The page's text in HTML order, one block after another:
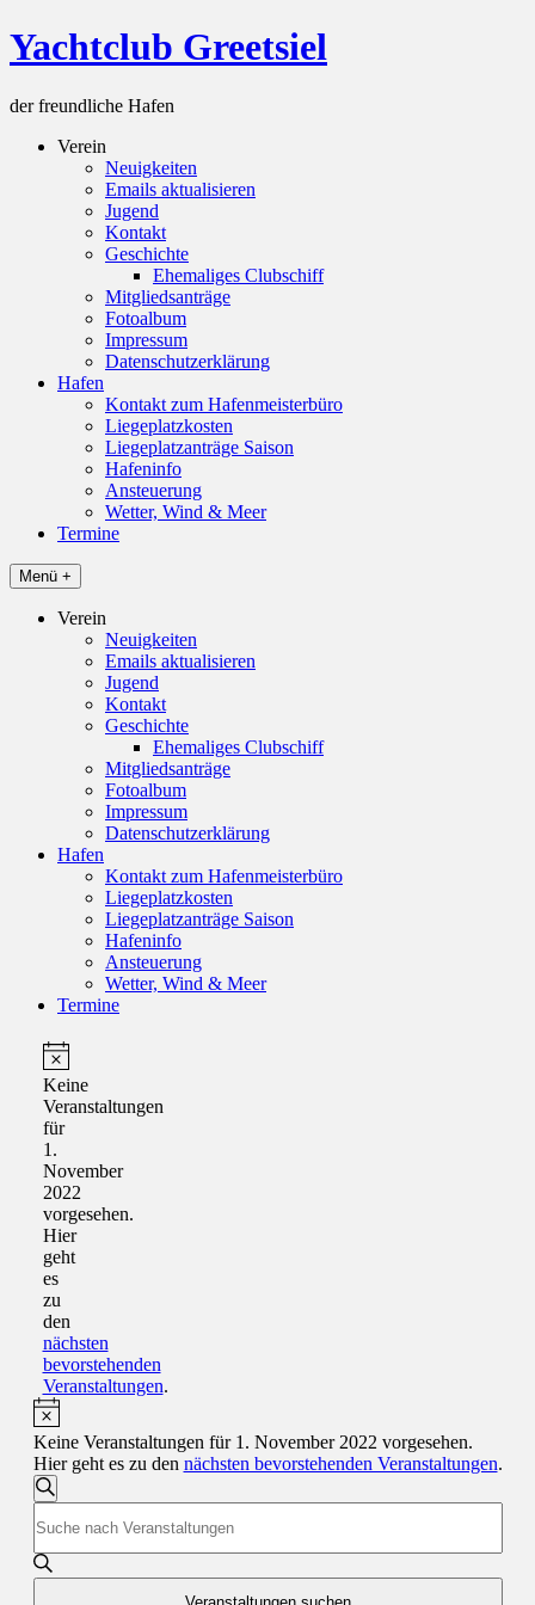
Skip
to
Yachtclub Greetsiel
der freundliche Hafen
Verein
Neuigkeiten
Emails aktualisieren
Jugend
Kontakt
Geschichte
Ehemaliges Clubschiff
Mitgliedsanträge
Fotoalbum
Impressum
Datenschutzerklärung
Hafen
Kontakt zum Hafenmeisterbüro
Liegeplatzkosten
Liegeplatzanträge Saison
Hafeninfo
Ansteuerung
Wetter, Wind & Meer
Termine
Menü +
Verein
Neuigkeiten
Emails aktualisieren
Jugend
Kontakt
Geschichte
Ehemaliges Clubschiff
Mitgliedsanträge
Fotoalbum
Impressum
Datenschutzerklärung
Hafen
Kontakt zum Hafenmeisterbüro
Liegeplatzkosten
Liegeplatzanträge Saison
Hafeninfo
Ansteuerung
Wetter, Wind & Meer
Termine
Veranstaltungen
für
1.
November
2022
Hinweis
Keine
Veranstaltungen
für
1.
November
2022
vorgesehen.
Hier
geht
es
zu
den
nächsten
bevorstehenden
Veranstaltungen.
Hinweis
Keine Veranstaltungen für 1. November 2022 vorgesehen.
Hier geht es zu den nächsten bevorstehenden Veranstaltungen.
Veranstaltungen
Suche
und
Ansichten,
Suche
Schlüsselwort
eingeben.
Suche
Veranstaltungen suchen